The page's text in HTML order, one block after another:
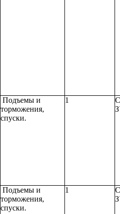
Подъемы и
торможения,
спуски.
1
Подъемы и
торможения,
спуски.
1